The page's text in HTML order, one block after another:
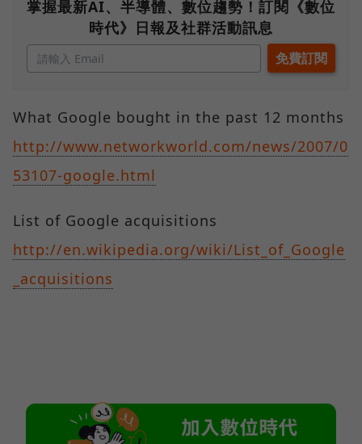
掌握最新AI、半導體、數位趨勢！訂閱《數位
時代》日報及社群活動訊息
What Google bought in the past 12 months
http://www.networkworld.com/news/2007/0
53107-google.html
List of Google acquisitions
http://en.wikipedia.org/wiki/List_of_Google
_acquisitions